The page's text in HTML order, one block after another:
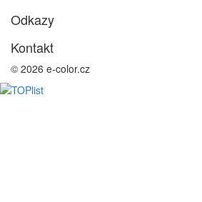
Odkazy
Kontakt
© 2026 e-color.cz